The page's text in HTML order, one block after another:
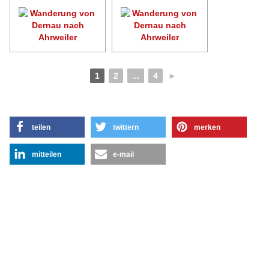
1 2 ... 4 ►
teilen twittern merken
mitteilen e-mail